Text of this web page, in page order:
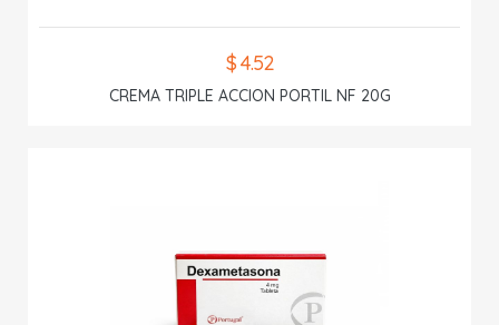
$ 4.52
CREMA TRIPLE ACCION PORTIL NF 20G